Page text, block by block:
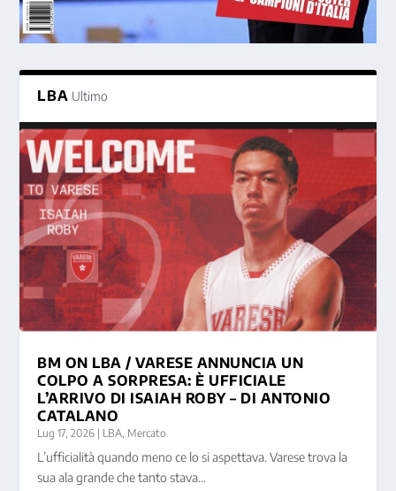
LBA Ultimo
BM ON LBA / VARESE ANNUNCIA UN
COLPO A SORPRESA: È UFFICIALE
L’ARRIVO DI ISAIAH ROBY – DI ANTONIO
CATALANO
Lug 17, 2026 | LBA Mercato
L’ufficialità quando meno ce lo si aspettava. Varese trova la
sua ala grande che tanto stava...